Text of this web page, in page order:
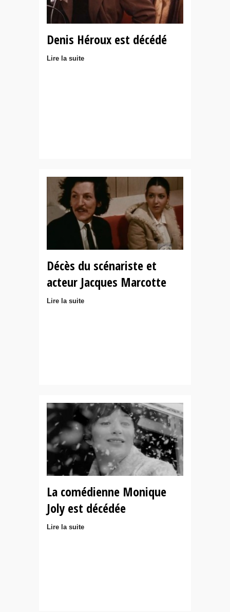
Denis Héroux est décédé
Lire la suite
Décès du scénariste et
acteur Jacques Marcotte
Lire la suite
La comédienne Monique
Joly est décédée
Lire la suite